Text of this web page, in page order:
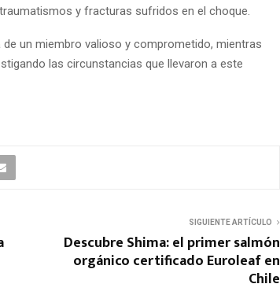
y fracturas sufridos en el choque.
un miembro valioso y comprometido, mientras
las circunstancias que llevaron a este
SIGUIENTE ARTÍCULO
Descubre Shima: el primer salmón
orgánico certificado Euroleaf en
Chile